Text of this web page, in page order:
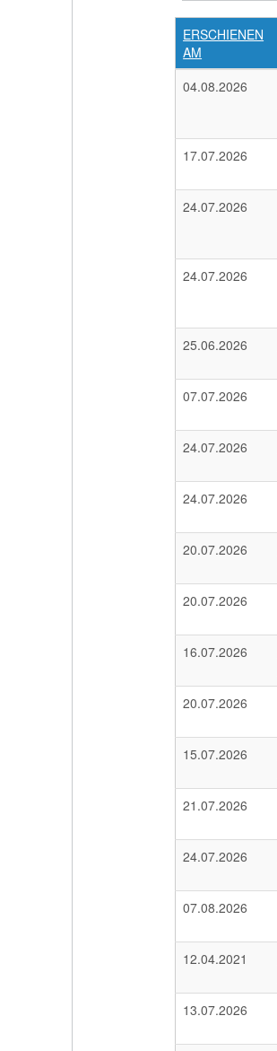
ERSCHIENEN
AM
04.08.2026
17.07.2026
24.07.2026
24.07.2026
25.06.2026
07.07.2026
24.07.2026
24.07.2026
20.07.2026
20.07.2026
16.07.2026
20.07.2026
15.07.2026
21.07.2026
24.07.2026
07.08.2026
12.04.2021
13.07.2026